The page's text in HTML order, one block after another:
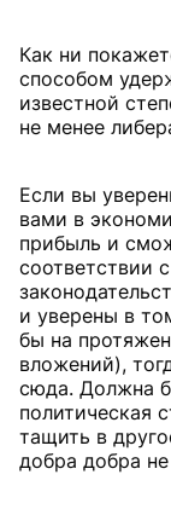
Как ни
способом
известной
не менее
Если вы
вами в
прибыль и
соответствии
и уверены в
бы на
вложений),
сюда. Должна
политическая
тащить в
добра добра